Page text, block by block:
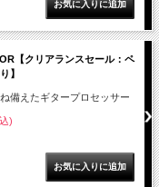
【クリアランスセール：ペ
】
備えたギタープロセッサー
)